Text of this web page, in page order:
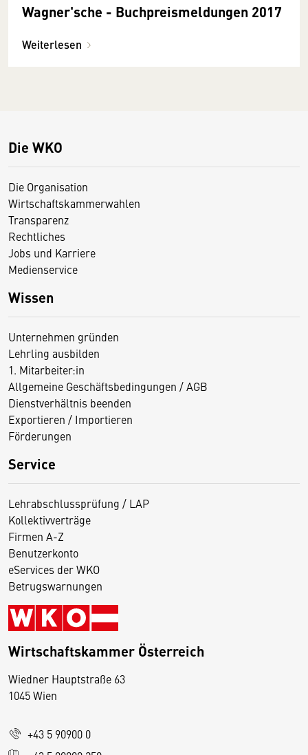
Wagner'sche - Buchpreismeldungen 2017
Weiterlesen
Die WKO
Die Organisation
Wirtschaftskammerwahlen
Transparenz
Rechtliches
Jobs und Karriere
Medienservice
Wissen
Unternehmen gründen
Lehrling ausbilden
1. Mitarbeiter:in
Allgemeine Geschäftsbedingungen / AGB
Dienstverhältnis beenden
Exportieren / Importieren
Förderungen
Service
Lehrabschlussprüfung / LAP
Kollektivverträge
Firmen A-Z
Benutzerkonto
eServices der WKO
Betrugswarnungen
Wirtschaftskammer Österreich
Wiedner Hauptstraße 63
1045 Wien
+43 5 90900 0
D
s